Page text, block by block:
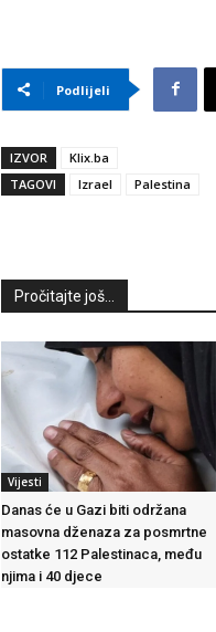
Podlijeli
IZVOR
Klix.ba
TAGOVI
Izrael Palestina
Pročitajte još...
Vijesti
Danas će u Gazi biti održana
masovna dženaza za posmrtne
ostatke 112 Palestinaca, među
njima i 40 djece